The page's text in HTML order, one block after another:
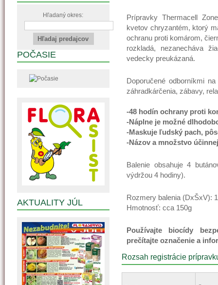
Prípravky Thermacell
kvetov chryzantém, ktorý
ochranu proti komárom,
rozkladá, nezanecháva
vedecky preukázaná.
Doporučené odborníkmi
záhradkárčenia, zábavy,
-48 hodín ochrany proti
-Náplne je možné
-Maskuje ľudský pach,
-Názov a množstvo
Balenie obsahuje 4
výdržou 4 hodiny).
Rozmery balenia (DxŠxV):
Hmotnosť: cca 150g
Používajte biocídy
prečítajte označenie a
Rozsah registrácie
Hľadaný okres:
POČASIE
AKTUALITY JÚL